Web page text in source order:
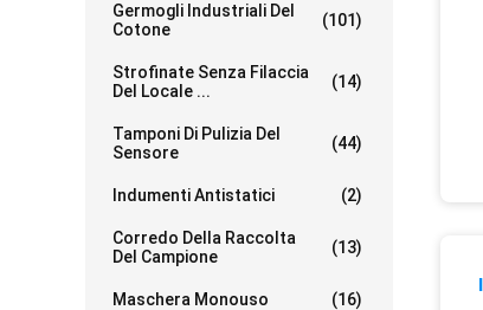
Germogli Industriali Del
Cotone
(101)
Strofinate Senza Filaccia
Del Locale ...
(14)
Tamponi Di Pulizia Del
Sensore
(44)
Indumenti Antistatici (2)
Corredo Della Raccolta
Del Campione
(13)
Maschera Monouso (16)